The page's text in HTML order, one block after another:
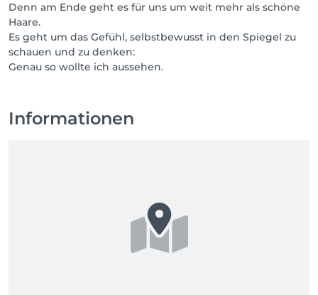
Denn am Ende geht es für uns um weit mehr als schöne
Haare.
Es geht um das Gefühl, selbstbewusst in den Spiegel zu
schauen und zu denken:
Genau so wollte ich aussehen.
Informationen